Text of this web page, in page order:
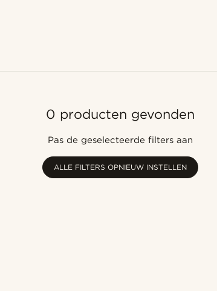
0 producten gevonden
Pas de geselecteerde filters aan
ALLE FILTERS OPNIEUW INSTELLEN